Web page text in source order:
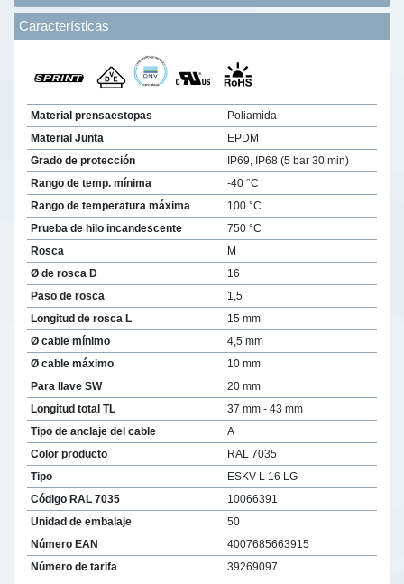
Características
Material prensaestopas
Poliamida
Material Junta
EPDM
Grado de protección
IP69, IP68 (5 bar 30 min)
Rango de temp. mínima
-40 °C
Rango de temperatura máxima
100 °C
Prueba de hilo incandescente
750 °C
Rosca
M
Ø de rosca D
16
Paso de rosca
1,5
Longitud de rosca L
15 mm
Ø cable mínimo
4,5 mm
Ø cable máximo
10 mm
Para llave SW
20 mm
Longitud total TL
37 mm - 43 mm
Tipo de anclaje del cable
A
Color producto
RAL 7035
Tipo
ESKV-L 16 LG
Código RAL 7035
10066391
Unidad de embalaje
50
Número EAN
4007685663915
Número de tarifa
39269097